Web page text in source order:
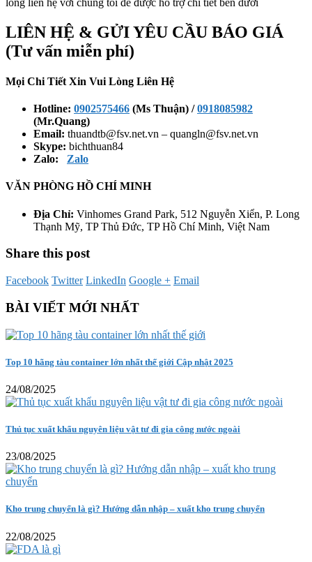
LIÊN HỆ & GỬI YÊU CẦU BÁO GIÁ
(Tư vấn miễn phí)
Mọi Chi Tiết Xin Vui Lòng Liên Hệ
Hotline: 0902575466 (Ms Thuận) /0918085982
(Mr.Quang)
Email: thuandtb@fsv.net.vn – quangln@fsv.net.vn
Skype: bichthuan84
Zalo: Zalo
VĂN PHÒNG HỒ CHÍ MINH
Địa Chỉ: Vinhomes Grand Park, 512 Nguyễn Xiển, P. Long
Thạnh Mỹ, TP Thủ Đức, TP Hồ Chí Minh, Việt Nam
Share this post
Facebook Twitter LinkedIn Google + Email
BÀI VIẾT MỚI NHẤT
Top 10 hãng tàu container lớn nhất thế giới Cập nhật 2025
24/08/2025
Thủ tục xuất khẩu nguyên liệu vật tư đi gia công nước ngoài
23/08/2025
Kho trung chuyển là gì? Hướng dẫn nhập – xuất kho trung chuyển
22/08/2025